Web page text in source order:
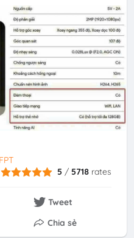
5 /5718 rates
Tweet
Chia sẻ